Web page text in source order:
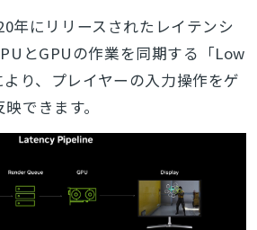
年にリリースされたレイテンシ
とGPUの作業を同期する「Low
り、プレイヤーの入力操作をゲ
できます。